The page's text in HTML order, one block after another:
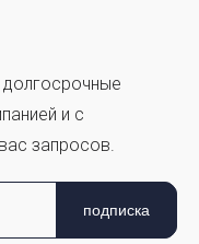
и с
запросов.
подписка